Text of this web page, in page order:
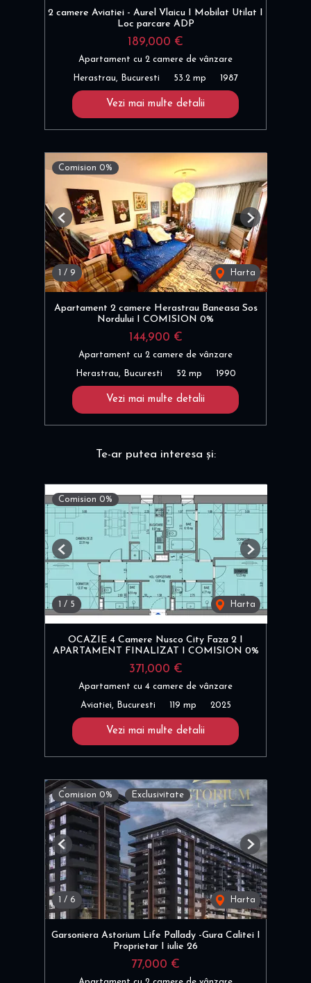
2 camere Aviatiei - Aurel Vlaicu I Mobilat Utilat I
Loc parcare ADP
189,000 €
Apartament cu 2 camere de vânzare
Herastrau, Bucuresti 53.2 mp 1987
Vezi mai multe detalii
Comision 0%
/ 9 Harta
Previous Next
Apartament 2 camere Herastrau Baneasa Sos
Nordului I COMISION 0%
144,900 €
Apartament cu 2 camere de vânzare
Herastrau, Bucuresti 52 mp 1990
Vezi mai multe detalii
Te-ar putea interesa și:
Comision 0%
1 / 5 Harta
Previous Next
OCAZIE 4 Camere Nusco City Faza 2 I
APARTAMENT FINALIZAT I COMISION 0%
371,000 €
Apartament cu 4 camere de vânzare
Aviatiei, Bucuresti 119 mp 2025
Vezi mai multe detalii
Comision 0% Exclusivitate
1 / 6 Harta
Previous Next
Garsoniera Astorium Life Pallady -Gura Calitei I
Proprietar I iulie 26
77,000 €